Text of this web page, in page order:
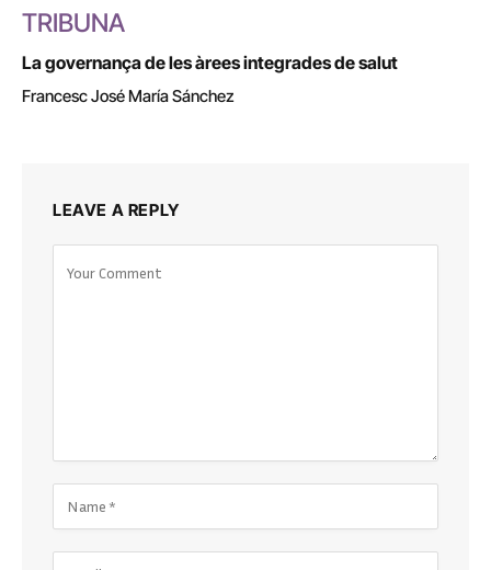
TRIBUNA
La governança de les àrees integrades de salut
Francesc José María Sánchez
LEAVE A REPLY